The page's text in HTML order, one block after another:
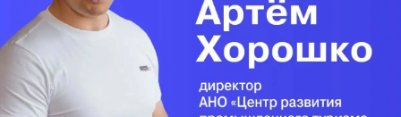
уже подключены 40 банков. Они передают
сведения о движении денежных средств и
классификации операций.
«Налоговый орган уведомляет